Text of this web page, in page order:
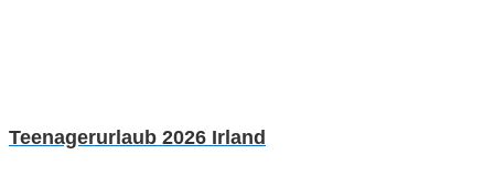
Teenagerurlaub 2026 Irland